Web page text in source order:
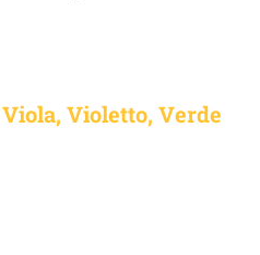
Violetto, Verde